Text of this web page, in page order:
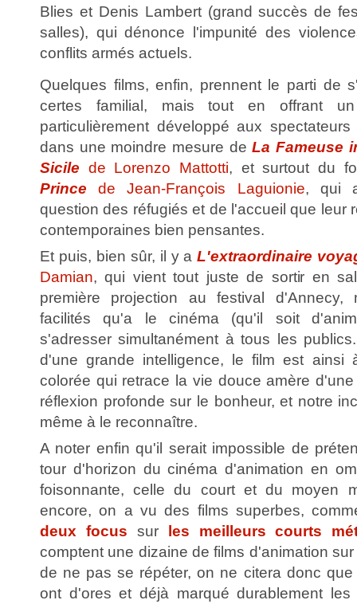
Blies et Denis Lambert (grand succès de
salles), qui dénonce l'impunité des
conflits armés actuels.
Quelques films, enfin, prennent le parti de
certes familial, mais tout en offrant
particulièrement développé aux
dans une moindre mesure deLa Fameuse
Sicile de Lorenzo Mattotti, et surtout du
Prince de Jean-François Laguionie, qui
question des réfugiés et de l'accueil que leur
contemporaines bien pensantes.
Et puis, bien sûr, il y aL'extraordinaire
Damian, qui vient tout juste de sortir en
première projection au festival d'Annecy,
facilités qu'a le cinéma (qu'il soit
s'adresser simultanément à tous les
d'une grande intelligence, le film est ainsi
colorée qui retrace la vie douce amère
réflexion profonde sur le bonheur, et notre
même à le reconnaître.
A noter enfin qu'il serait impossible de
tour d'horizon du cinéma d'animation en
foisonnante, celle du court et du moyen
encore, on a vu des films superbes,
deux focus sur les meilleurs courts
comptent une dizaine de films d'animation
de ne pas se répéter, on ne citera donc
ont d'ores et déjà marqué durablement